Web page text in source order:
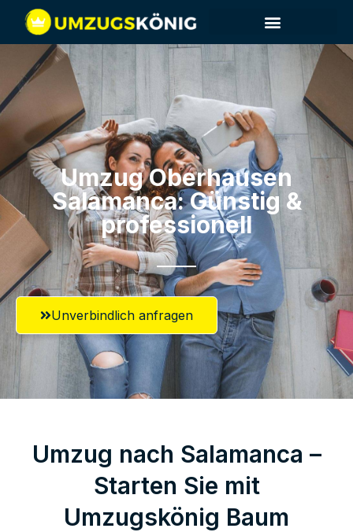
Umzug Oberhausen​
Salamanca: Günstig &
professionell​
Unverbindlich anfragen
Umzug nach Salamanca –
Starten Sie mit
Umzugskönig Baum